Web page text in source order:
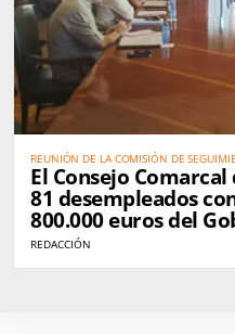
REUNIÓN DE LA COMISIÓN DE
El Consejo
81 desempleados
800.000 euros del
REDACCIÓN